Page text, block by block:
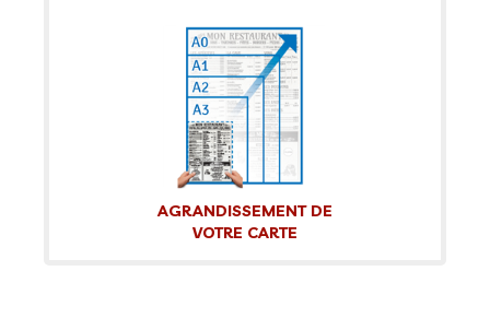
AGRANDISSEMENT DE
VOTRE CARTE